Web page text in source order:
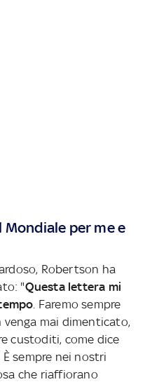
per me e
Robertson ha
"Questa lettera mi
. Faremo sempre
mai dimenticato,
custoditi, come dice
. È sempre nei nostri
che riaffiorano